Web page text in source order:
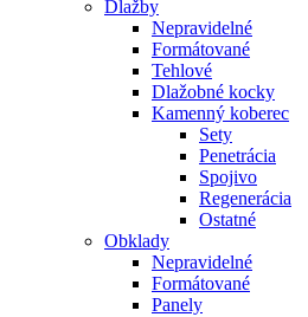
Dlažby
Nepravidelné
Formátované
Tehlové
Dlažobné kocky
Kamenný koberec
Sety
Penetrácia
Spojivo
Regenerácia
Ostatné
Obklady
Nepravidelné
Formátované
Panely